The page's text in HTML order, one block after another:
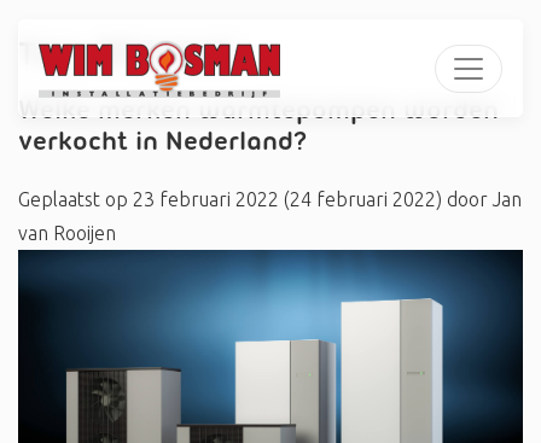
Tag:#Emmeti
Welke merken warmtepompen worden
verkocht in Nederland?
Geplaatst op 23 februari 2022 (24 februari 2022) door Jan
van Rooijen